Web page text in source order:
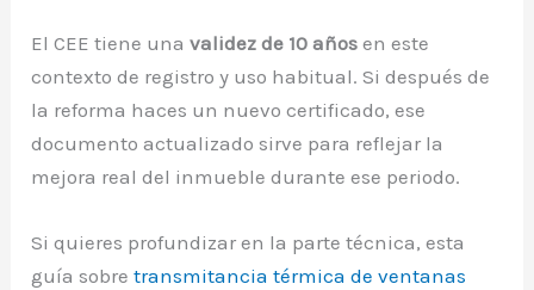
El CEE tiene unavalidez de 10 años en este
contexto de registro y uso habitual. Si después de
la reforma haces un nuevo certificado, ese
documento actualizado sirve para reflejar la
mejora real del inmueble durante ese periodo.
Si quieres profundizar en la parte técnica, esta
guía sobretransmitancia térmica de ventanas